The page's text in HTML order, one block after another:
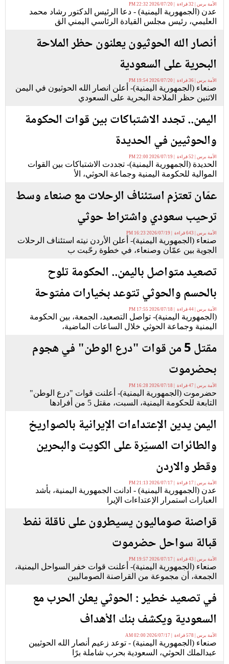
الأمة برس | 32 قراءة | 2026/07/20 22:32 PM
عدن (الجمهورية اليمنية) - دعا الرئيس الدكتور رشاد محمد
العليمي، رئيس مجلس القيادة الرئاسي اليمني الق
أنصار الله الحوثيون يعلنون حظر الملاحة
البحرية على السعودية
الأمة برس | 36 قراءة | 2026/07/20 19:54 PM
صنعاء (الجمهورية اليمنية)- أعلن انصار الله الحوثيون في اليمن
الاثنين حظر الملاحة البحرية على السعودي
اليمن.. تجدد الاشتباكات بين قوات الحكومة
والحوثيين في الحديدة
الأمة برس | 52 قراءة | 2026/07/19 22:00 PM
الحديدة (الجمهورية اليمنية)- تجددت الاشتباكات بين القوات
الموالية للحكومة اليمنية وجماعة الحوثي، الأ
عمّان تعتزم استئناف الرحلات مع صنعاء وسط
ترحيب سعودي واشتراط حوثي
الأمة برس | 643 قراءة | 2026/07/19 16:23 PM
صنعاء (الجمهورية اليمنية)- أعلن الأردن نيته استئناف الرحلات
الجوية بين عمّان وصنعاء، في خطوة رحّبت ب
تصعيد متواصل باليمن.. الحكومة تلوح
بالحسم والحوثي تتوعد بخيارات مفتوحة
الأمة برس | 44 قراءة | 2026/07/18 17:55 PM
(الجمهورية اليمنية)- تواصل التصعيد، الجمعة، بين الحكومة
اليمنية وجماعة الحوثي خلال الساعات الماضية،
مقتل 5 من قوات "درع الوطن" في هجوم
بحضرموت
الأمة برس | 47 قراءة | 2026/07/18 16:28 PM
حضرموت (الجمهورية اليمنية)- أعلنت قوات "درع الوطن"
التابعة للحكومة اليمنية، السبت، مقتل 5 من أفرادها
اليمن يدين الإعتداءات الإيرانية بالصواريخ
والطائرات المسيّرة على الكويت والبحرين
وقطر والاردن
الأمة برس | 17 قراءة | 2026/07/17 21:13 PM
عدن (الجمهورية اليمنية) - ادانت الجمهورية اليمنية، بأشد
العبارات استمرار الإعتداءات الإيرا
قراصنة صوماليون يسيطرون على ناقلة نفط
قبالة سواحل حضرموت
الأمة برس | 43 قراءة | 2026/07/17 19:57 PM
صنعاء (الجمهورية اليمنية)- أعلنت قوات خفر السواحل اليمنية،
الجمعة، أن مجموعة من القراصنة الصوماليين
في تصعيد خطير : الحوثي يعلن الحرب مع
السعودية ويكشف بنك الأهداف
الأمة برس | 578 قراءة | 2026/07/17 02:00 AM
صنعاء (الجمهورية اليمنية) - توعد زعيم أنصار الله الحوثيين
عبدالملك الحوثي، السعودية بحرب شاملة برًا